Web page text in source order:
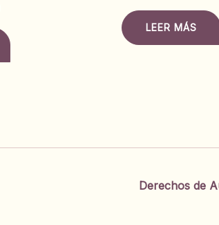
LEER MÁS
Derechos de